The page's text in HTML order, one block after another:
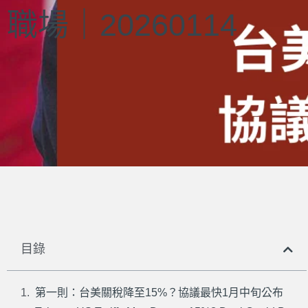
職場｜20260114
目錄
第一則：台美關稅降至15%？協議最快1月中旬公布